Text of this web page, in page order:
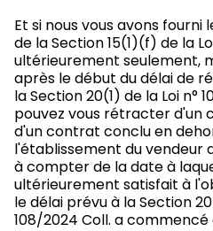
Et si nous vous avons
de la Section 15(1)(f) de la
ultérieurement seulement,
après le début du délai de
la Section 20(1) de la Loi n°
pouvez vous rétracter d'un
d'un contrat conclu en
l'établissement du vendeur
à compter de la date à
ultérieurement satisfait à
le délai prévu à la Section
108/2024 Coll. a commencé